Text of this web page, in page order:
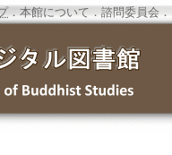
．本館について ．諮問委員会 ．